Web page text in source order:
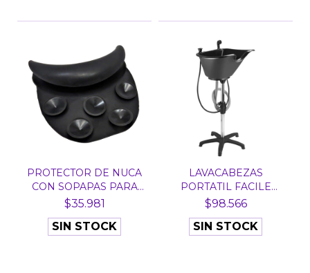
PROTECTOR DE NUCA
CON SOPAPAS PARA
LAVAC...
$35.981
SIN STOCK
LAVACABEZAS
PORTATIL FACILE
PREMIUM DOMP...
$98.566
SIN STOCK